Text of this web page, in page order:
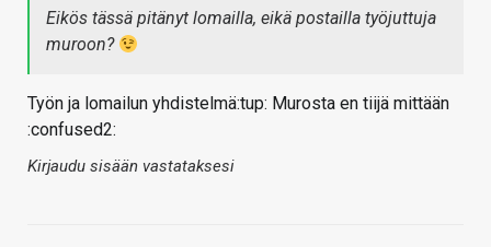
Eikös tässä pitänyt lomailla, eikä postailla työjuttuja
muroon?
Työn ja lomailun yhdistelmä:tup: Murosta en tiijä mittään
:confused2:
Kirjaudu sisään vastataksesi